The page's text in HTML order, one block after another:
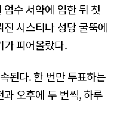
수 서약에 임한 뒤 첫
시스티나 성당 굴뚝에
가 피어올랐다.
된다. 한 번만 투표하는
오후에 두 번씩, 하루